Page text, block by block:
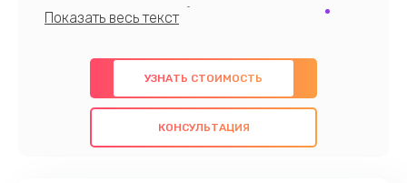
профессионалов с обширными знаниями и
предлагаем быстрый и качественный ремонт с
использованием оригинальных компонентов, а
также гарантируем качество всех
проведенных работ. Наша цель - предоставить
УЗНАТЬ СТОИМОСТЬ
КОНСУЛЬТАЦИЯ